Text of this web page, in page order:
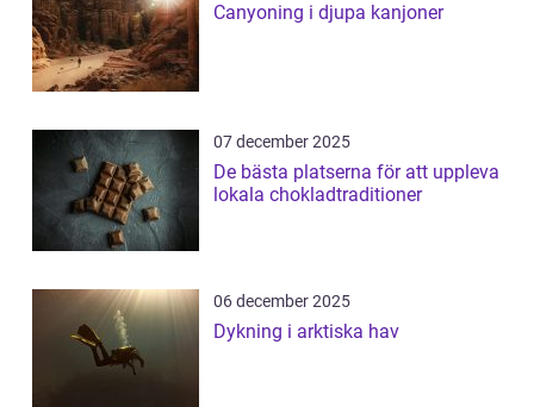
Canyoning i djupa kanjoner
07 december 2025
De bästa platserna för att uppleva
lokala chokladtraditioner
06 december 2025
Dykning i arktiska hav